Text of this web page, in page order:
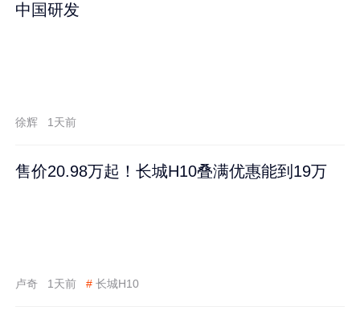
中国研发
徐辉 1天前
售价20.98万起！长城H10叠满优惠能到19万
卢奇 1天前 # 长城H10